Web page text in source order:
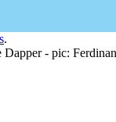
.
- pic: